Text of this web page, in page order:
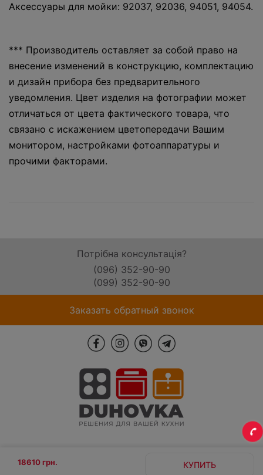
18610 грн. КУПИТЬ
Аксессуары для мойки: 92037, 92036, 94051, 94054.
*** Производитель оставляет за собой право на
внесение изменений в конструкцию, комплектацию
и дизайн прибора без предварительного
уведомления. Цвет изделия на фотографии может
отличаться от цвета фактического товара, что
связано с искажением цветопередачи Вашим
монитором, настройками фотоаппаратуры и
прочими факторами.
Потрібна консультація?
(096) 352-90-90
(099) 352-90-90
Заказать обратный звонок